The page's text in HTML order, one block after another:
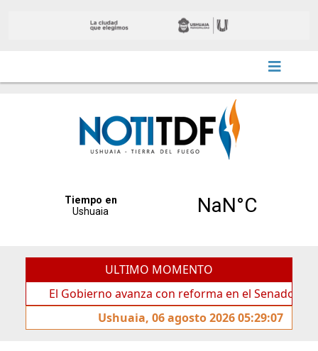
ULTIMO MOMENTO
El Gobierno avanza con reforma en el Senado
Ideas
Ushuaia, 06 agosto 2026 05:29:07